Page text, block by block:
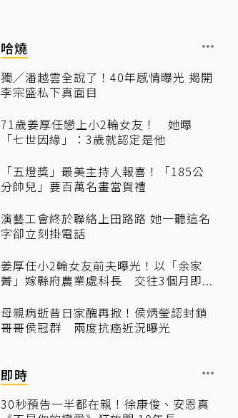
哈燒
獨／潘越雲全說了！40年感情曝光 揭開
李宗盛私下真面目
71歲姜厚任戀上小2輪女友！ 她曝
「七世因緣」：3歲就認定是他
「五燈獎」最美主持人報喜！「185公
分帥兒」要百萬名畫當賀禮
演藝工會終於聯絡上田路路 她一聽這名
字卻立刻掛電話
姜厚任小2輪女友前夫曝光！以「余家
菁」嫁縣府農業處科長 交往3個月即...
母親病逝昔日家醜再掀！侯炳瑩認封鎖
哥哥侯冠群 兩度抗癌近況曝光
即時
30秒預告一半都在親！徐康俊、安恩真